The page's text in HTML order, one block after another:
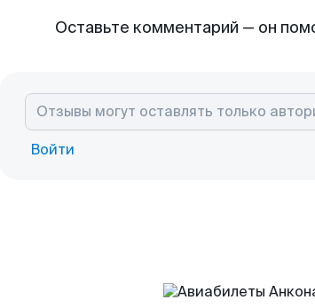
Оставьте комментарий — он
Войти